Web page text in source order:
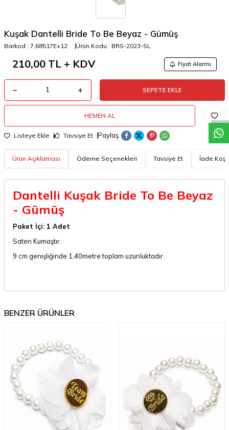
W
h
a
t
a
p
p
D
e
s
t
e
H
a
t
t
Kuşak Dantelli Bride To Be Beyaz - Gümüş
Barkod : 7,68517E+12 Ürün Kodu : BRS-2023-SL
210,00 TL + KDV Fiyat Alarmı
SEPETE EKLE
HEMEN AL
Listeye Ekle Tavsiye Et Paylaş
Ürün Açıklaması Ödeme Seçenekleri Tavsiye Et İade
Dantelli Kuşak Bride To Be Beyaz
- Gümüş
Paket İçi: 1 Adet
Saten Kumaştır.
9 cm genişliğinde 1,40metre toplam uzunluktadır
BENZER ÜRÜNLER